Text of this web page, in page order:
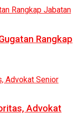
Rangkap
Advokat